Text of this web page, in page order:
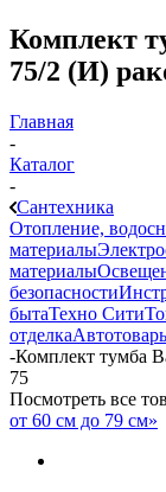
Комплект
75/2 (И)
Главная
-
Каталог
-
Сантехника
Отопление,
материалы
материалы
безопасности
бытаТехно Сити
отделка
-Комплект тумба
75
Посмотреть все
от 60 см до 79 см»